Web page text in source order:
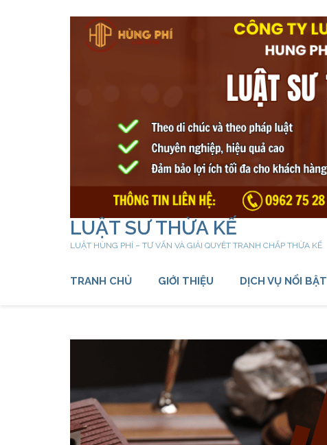
LUẬT SƯ THỪA KẾ
LUẬT HÙNG PHÍ – TƯ VẤN VÀ GIẢI QUYÊT TRANH CHẤP THỪA KẾ
TRANH CHỦ GIỚI THIỆU DỊCH VỤ NỔI BẬT